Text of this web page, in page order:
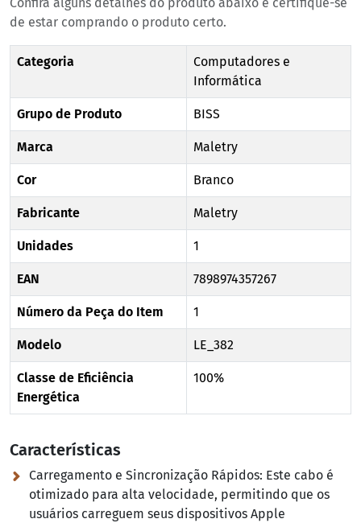
Confira alguns detalhes do produto abaixo e certifique-se
de estar comprando o produto certo.
Categoria
Computadores e
Informática
Grupo de Produto BISS
Marca Maletry
Cor Branco
Fabricante Maletry
Unidades 1
EAN 7898974357267
Número da Peça do Item 1
Modelo LE_382
Classe de Eficiência
Energética
100%
Características
Carregamento e Sincronização Rápidos: Este cabo é
otimizado para alta velocidade, permitindo que os
usuários carreguem seus dispositivos Apple